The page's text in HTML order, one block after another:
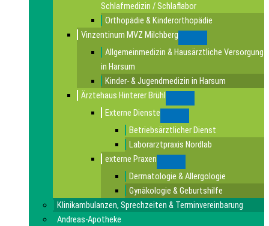
Schlafmedizin / Schlaflabor
Orthopädie & Kinderorthopädie
Vinzentinum MVZ Milchberg
Allgemeinmedizin & Hausärztliche Versorgung
in Harsum
Kinder- & Jugendmedizin in Harsum
Ärztehaus Hinterer Brühl
Externe Dienste
Betriebsärztlicher Dienst
Laborarztpraxis Nordlab
externe Praxen
Dermatologie & Allergologie
Gynäkologie & Geburtshilfe
Klinikambulanzen, Sprechzeiten & Terminvereinbarung
Andreas-Apotheke